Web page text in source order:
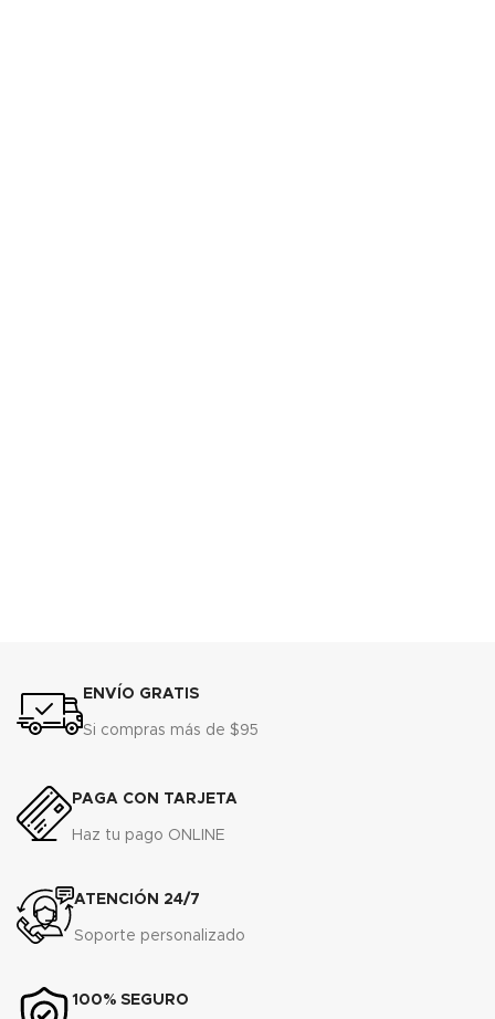
ENVÍO GRATIS
Si compras más de $95
PAGA CON TARJETA
Haz tu pago ONLINE
ATENCIÓN 24/7
Soporte personalizado
100% SEGURO